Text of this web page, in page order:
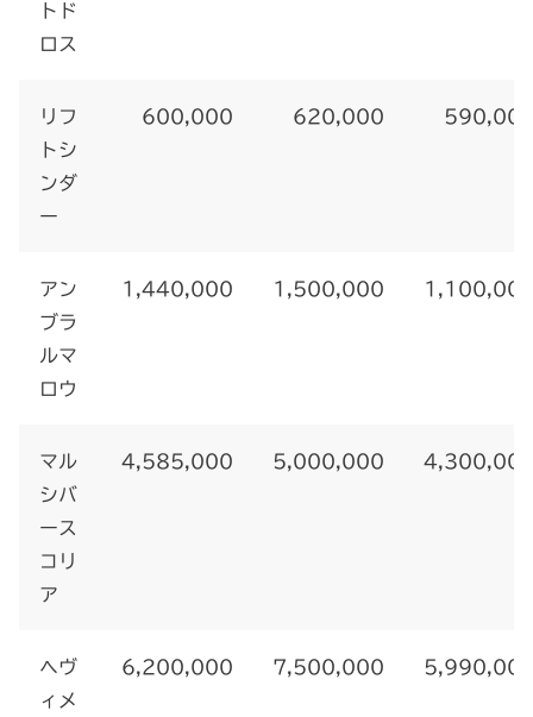
トド
ロス
リフ
トシ
ンダ
ー
600,000 620,000
アン
ブラ
ルマ
ロウ
1,440,000 1,500,000
マル
シバ
ース
コリ
ア
4,585,000 5,000,000
ヘヴ
ィメ
6,200,000 7,500,000